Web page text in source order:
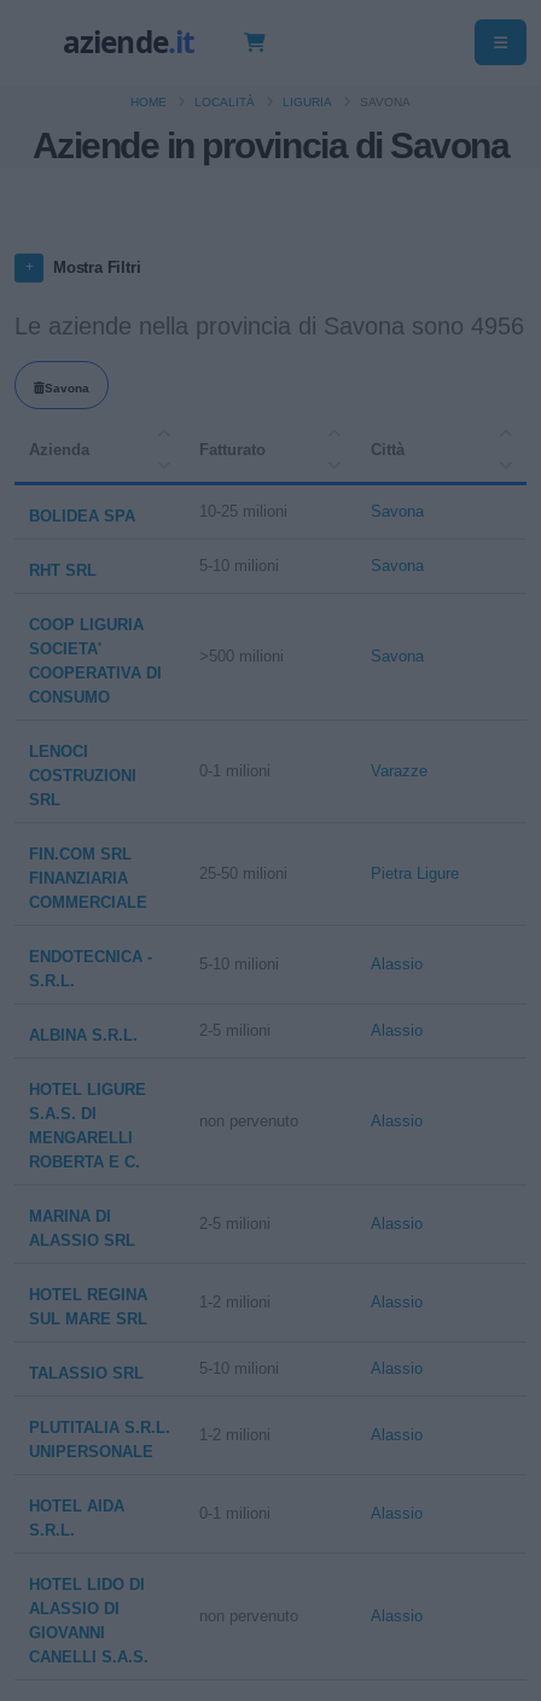
Aziende in provincia di Savona
HOME LOCALITÀ LIGURIA SAVONA
Mostra Filtri
Le aziende nella provincia di Savona sono 4956
Savona
Azienda Fatturato Città
BOLIDEA SPA 10-25 milioni Savona
RHT SRL 5-10 milioni Savona
COOP LIGURIA
SOCIETA'
COOPERATIVA DI
CONSUMO
>500 milioni Savona
LENOCI
COSTRUZIONI
SRL
0-1 milioni Varazze
FIN.COM SRL
FINANZIARIA
COMMERCIALE
25-50 milioni Pietra Ligure
ENDOTECNICA -
S.R.L.
5-10 milioni Alassio
ALBINA S.R.L. 2-5 milioni Alassio
HOTEL LIGURE
S.A.S. DI
MENGARELLI
ROBERTA E C.
non pervenuto Alassio
MARINA DI
ALASSIO SRL
2-5 milioni Alassio
HOTEL REGINA
SUL MARE SRL
1-2 milioni Alassio
TALASSIO SRL 5-10 milioni Alassio
PLUTITALIA S.R.L.
UNIPERSONALE
1-2 milioni Alassio
HOTEL AIDA
S.R.L.
0-1 milioni Alassio
HOTEL LIDO DI
ALASSIO DI
GIOVANNI
CANELLI S.A.S.
non pervenuto Alassio